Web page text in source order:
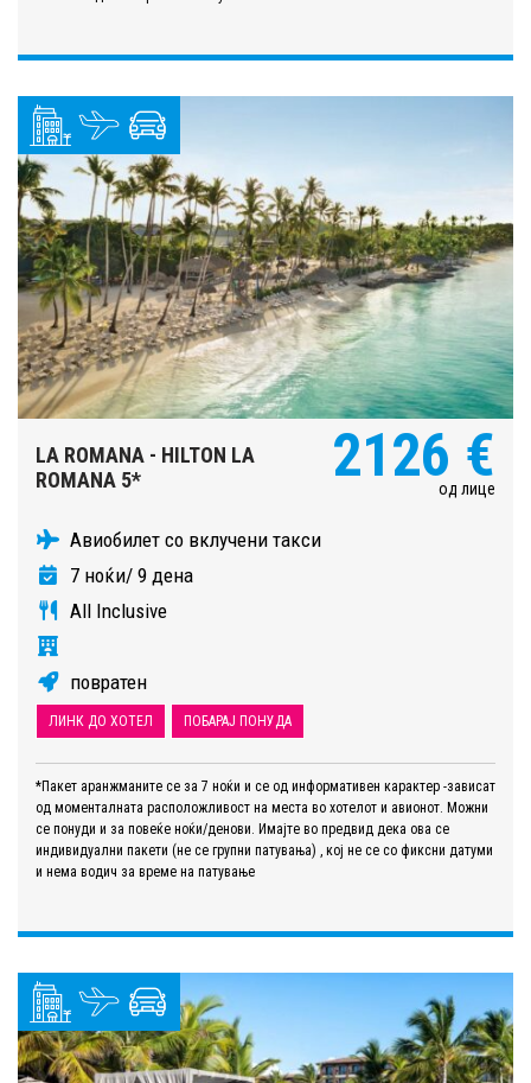
LA ROMANA - HILTON LA
ROMANA 5*
2126 €
од лице
Авиобилет со вклучени такси
7 ноќи/ 9 дена
All Inclusive
повратен
ЛИНК ДО ХОТЕЛ ПОБАРАЈ ПОНУДА
*Пакет аранжманите се за 7 ноќи и се од информативен карактер -зависат
од моменталната расположливост на места во хотелот и авионот. Можни
се понуди и за повеќе ноќи/денови. Имајте во предвид дека ова се
индивидуални пакети (не се групни патувања) , кој не се со фиксни датуми
и нема водич за време на патување